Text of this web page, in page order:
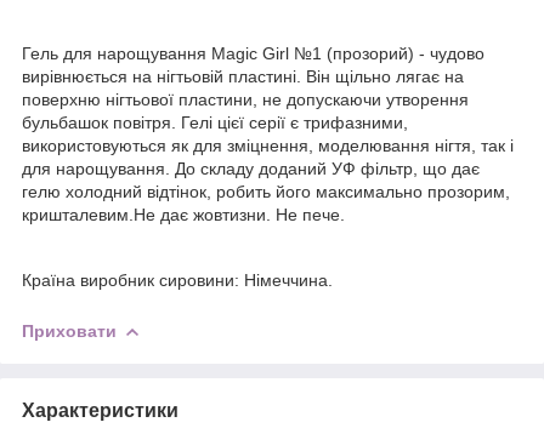
Гель для нарощування Magic Girl №1 (прозорий) - чудово
вирівнюється на нігтьовій пластині. Він щільно лягає на
поверхню нігтьової пластини, не допускаючи утворення
бульбашок повітря. Гелі цієї серії є трифазними,
використовуються як для зміцнення, моделювання нігтя, так і
для нарощування. До складу доданий УФ фільтр, що дає
гелю холодний відтінок, робить його максимально прозорим,
кришталевим.Не дає жовтизни. Не пече.
Країна виробник сировини: Німеччина.
Приховати
Характеристики